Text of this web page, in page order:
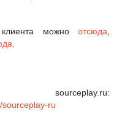
клиента можно отсюда
ru